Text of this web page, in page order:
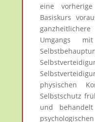
eine
Basiskurs
Umgangs
physischen
Selbstschutz
und